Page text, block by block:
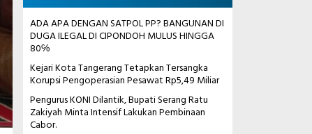
ADA APA DENGAN SATPOL PP? BANGUNAN DI
DUGA ILEGAL DI CIPONDOH MULUS HINGGA
80℅
Kejari Kota Tangerang Tetapkan Tersangka
Korupsi Pengoperasian Pesawat Rp5,49 Miliar
Pengurus KONI Dilantik, Bupati Serang Ratu
Zakiyah Minta Intensif Lakukan Pembinaan
Cabor.